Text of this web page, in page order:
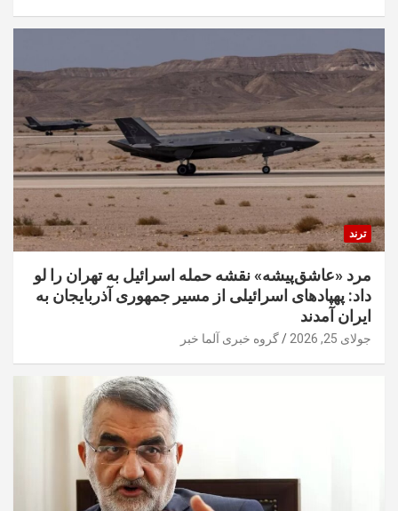
ترند
مرد «عاشق‌پیشه» نقشه حمله اسرائیل به تهران را لو
داد: پهپادهای اسرائیلی از مسیر جمهوری آذربایجان به
ایران آمدند
جولای 25, 2026 گروه خبری آلما خبر